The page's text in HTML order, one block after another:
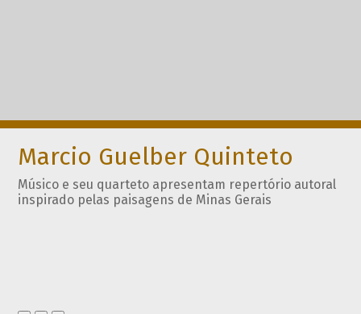
Marcio Guelber Quinteto
Músico e seu quarteto apresentam repertório autoral
inspirado pelas paisagens de Minas Gerais